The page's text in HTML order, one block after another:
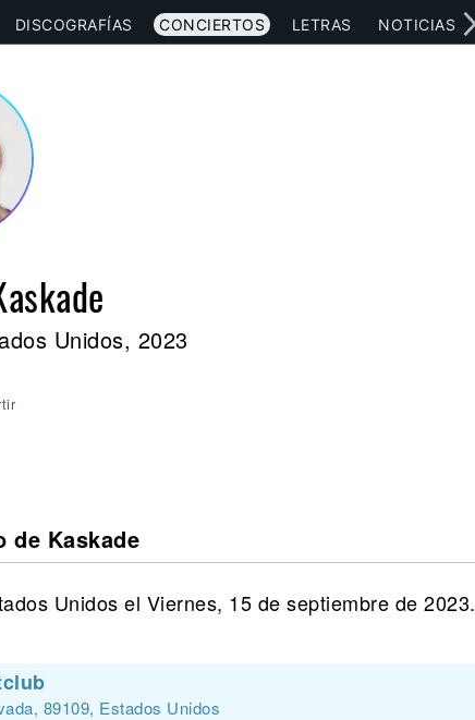
DISCOGRAFÍAS CONCIERTOS LETRAS NOTICIAS
Unidos, 2023
de Kaskade
Unidos el Viernes, 15 de septiembre de 2023.
89109, Estados Unidos